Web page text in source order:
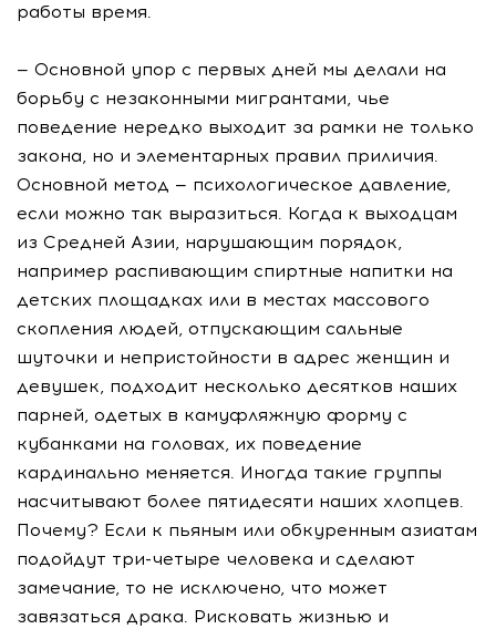
работы время.
— Основной упор с первых дней мы делали на
борьбу с незаконными мигрантами, чье
поведение нередко выходит за рамки не только
закона, но и элементарных правил приличия.
Основной метод — психологическое давление,
если можно так выразиться. Когда к выходцам
из Средней Азии, нарушающим порядок,
например распивающим спиртные напитки на
детских площадках или в местах массового
скопления людей, отпускающим сальные
шуточки и непристойности в адрес женщин и
девушек, подходит несколько десятков наших
парней, одетых в камуфляжную форму с
кубанками на головах, их поведение
кардинально меняется. Иногда такие группы
насчитывают более пятидесяти наших хлопцев.
Почему? Если к пьяным или обкуренным азиатам
подойдут три-четыре человека и сделают
замечание, то не исключено, что может
завязаться драка. Рисковать жизнью и